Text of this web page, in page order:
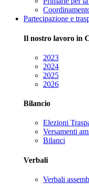
Partecipazione e
Il nostro lavoro in
2023
2024
2025
2026
Bilancio
Elezioni
Versamenti
Bilanci
Verbali
Verbali